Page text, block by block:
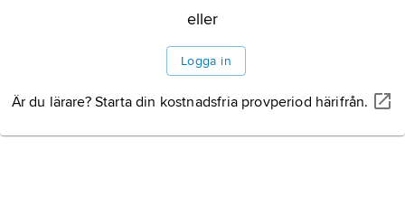
eller
Logga in
Är du lärare? Starta din kostnadsfria provperiod härifrån.